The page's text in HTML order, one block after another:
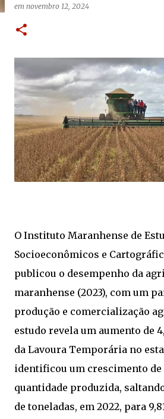
em novembro 12, 2024
O Instituto Maranhense de
Socioeconômicos e
publicou o desempenho da
maranhense (2023), com um
produção e comercialização
estudo revela um aumento de
da Lavoura Temporária no
identificou um crescimento de
quantidade produzida,
de toneladas, em 2022, para